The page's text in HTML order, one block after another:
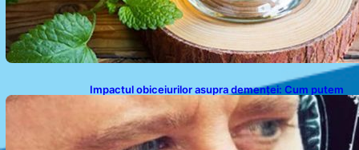
Impactul obiceiurilor asupra demenței: Cum putem
preveni îmbătrânirea prematură a creierului